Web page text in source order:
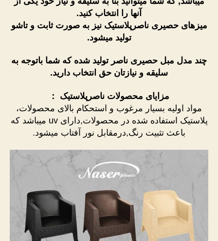
آنها را انتخاب کنید.
میزهای حصیری ناصرپلاستیک نیز به صورت ثابت و تاشو
تولید میشود.
چند مدل مبل حصیری ناصر تولید شده که شما باتوجه به
سلیقه و نیازتان حق انتخاب دارید.
مزایای محصولات ناصرپلاستیک ：
مواد اولیه بسیار مرغوب و استحکام بالای محصولات،
پلاستیک استفاده شده در محصولات,دارای uv میباشد که
باعث تثبیت رنگ,درمقابل نور آفتاب میشود.